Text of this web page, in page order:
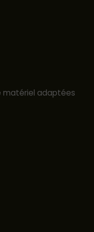
matériel adaptées